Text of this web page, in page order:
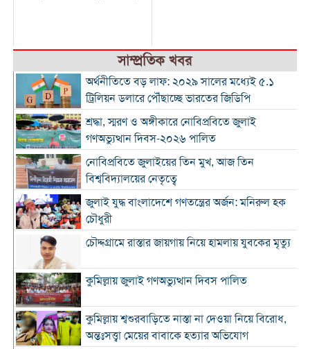
সাম্প্রতিক খবর
অর্থনীতিতে বড় লাফ: ২০২৯ সালের মধ্যেই ৫.১
ট্রিলিয়ন ডলারে পৌঁছাচ্ছে ভারতের জিডিপি
শ্রদ্ধা, স্মরণ ও অঙ্গীকারে নোবিপ্রবিতে জুলাই
গণঅভ্যুত্থান দিবস-২০২৬ পালিত
নোবিপ্রবিতে জুলাইয়ের তিন মুখ, আজ তিন
বিশ্ববিদ্যালয়ের নেতৃত্বে
জুলাই যুদ্ধ বাংলাদেশে গণতন্ত্রের অর্জন: মনিরুল হক
চৌধুরী
চৌদ্দগ্রামে রাস্তার জায়গায় নিয়ে হামলায় যুবকের মৃত্যু
কুমিল্লায় জুলাই গণঅভ্যুত্থান দিবস পালিত
কুমিল্লায় শ্বশুরবাড়িতে নাস্তা না দেওয়া নিয়ে বিরোধ,
অন্তঃসত্ত্বা মেয়ের বাবাকে হত্যার অভিযোগ